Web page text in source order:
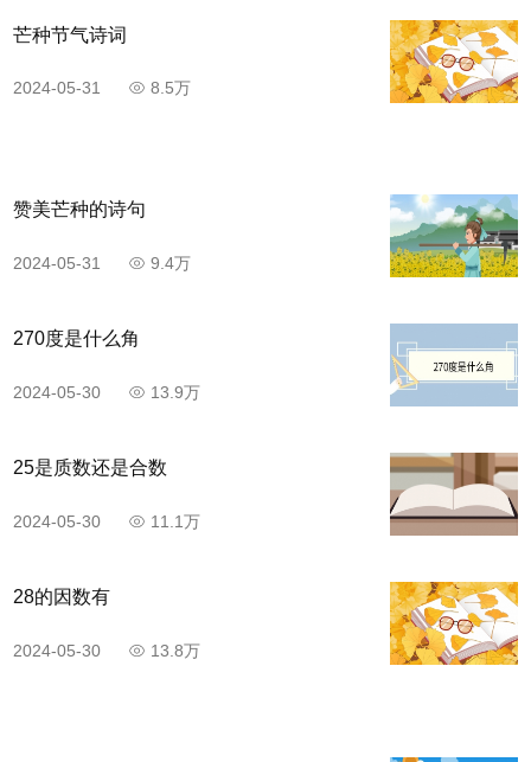
芒种节气诗词
2024-05-31 8.5万
赞美芒种的诗句
2024-05-31 9.4万
270度是什么角
2024-05-30 13.9万
25是质数还是合数
2024-05-30 11.1万
28的因数有
2024-05-30 13.8万